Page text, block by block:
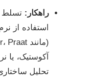
راهکار: تسلط
استفاده از
آکوستیک، یا
تحلیل